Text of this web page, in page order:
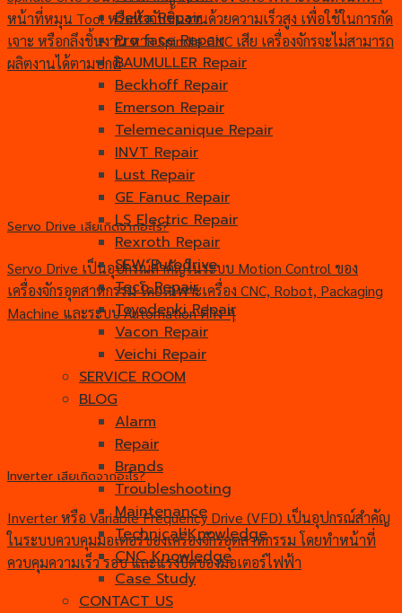
Delta Repair
Pro face Repair
BAUMULLER Repair
Beckhoff Repair
Emerson Repair
Telemecanique Repair
INVT Repair
Lust Repair
GE Fanuc Repair
LS Electric Repair
Rexroth Repair
SEW Eurodrive
Teco Repair
Toyodenki Repair
Vacon Repair
Veichi Repair
SERVICE ROOM
BLOG
Alarm
Repair
Brands
Troubleshooting
Maintenance
Technical Knowledge
CNC Knowledge
Case Study
CONTACT US
หน้าที่หมุน Tool หรือหัวจับชิ้นงานด้วยความเร็วสูง เพื่อใช้ในการกัด
เจาะ หรือกลึงชิ้นงาน หาก Spindle CNC เสีย เครื่องจักรจะไม่สามารถ
ผลิตงานได้ตามปกติ
Servo Drive เสียเกิดจากอะไร?
Servo Drive เป็นอุปกรณ์สำคัญในระบบ Motion Control ของ
เครื่องจักรอุตสาหกรรม โดยเฉพาะเครื่อง CNC, Robot, Packaging
Machine และระบบ Automation ต่าง ๆ
Inverter เสียเกิดจากอะไร?
Inverter หรือ Variable Frequency Drive (VFD) เป็นอุปกรณ์สำคัญ
ในระบบควบคุมมอเตอร์ของเครื่องจักรอุตสาหกรรม โดยทำหน้าที่
ควบคุมความเร็ว รอบ และแรงบิดของมอเตอร์ไฟฟ้า